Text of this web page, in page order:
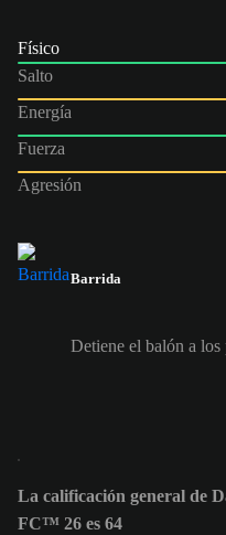
Físico
Salto
Energía
Fuerza
Agresión
Barrida
Detiene el balón a los
La calificación general de
FC™ 26 es 64